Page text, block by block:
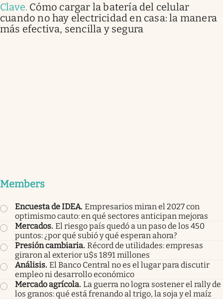
Clave. Cómo cargar la batería del celular
cuando no hay electricidad en casa: la manera
más efectiva, sencilla y segura
Members
Encuesta de IDEA. Empresarios miran el 2027 con
optimismo cauto: en qué sectores anticipan mejoras
Mercados. El riesgo país quedó a un paso de los 450
puntos: ¿por qué subió y qué esperan ahora?
Presión cambiaria. Récord de utilidades: empresas
giraron al exterior u$s 1891 millones
Análisis. El Banco Central no es el lugar para discutir
empleo ni desarrollo económico
Mercado agrícola. La guerra no logra sostener el rally de
los granos: qué está frenando al trigo, la soja y el maíz